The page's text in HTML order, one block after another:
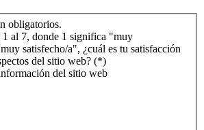
obligatorios.
1 al 7, donde 1 significa "muy
satisfecho/a", ¿cuál es tu satisfacción
del sitio web? (*)
del sitio web